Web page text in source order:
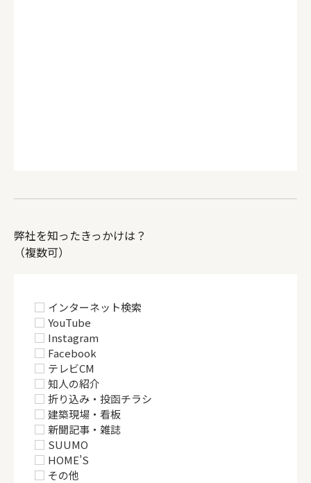
弊社を知ったきっかけは？
（複数可）
インターネット検索
YouTube
Instagram
Facebook
テレビCM
知人の紹介
折り込み・投函チラシ
建築現場・看板
新聞記事・雑誌
SUUMO
HOME’S
その他